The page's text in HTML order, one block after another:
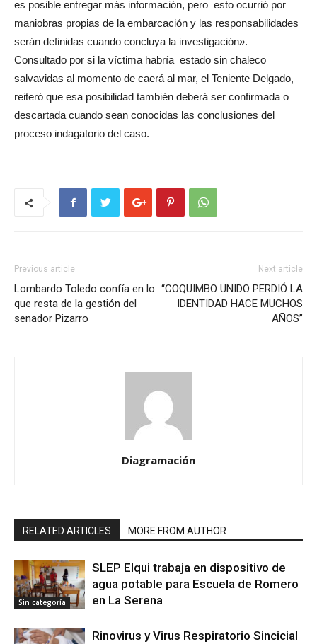
es posible entregar más información, pero esto ocurrió por
maniobras propias de la embarcación y las responsabilidades
serán definidas cuando concluya la investigación».
Consultado por si la víctima habría estado sin chaleco
salvavidas al momento de caerá al mar, el Teniente Delgado,
reiteró que esa posibilidad también deberá ser confirmada o
descartada cuando sean conocidas las conclusiones del
proceso indagatorio del caso.
Previous article
Lombardo Toledo confía en lo
que resta de la gestión del
senador Pizarro
Next article
“COQUIMBO UNIDO PERDIÓ LA
IDENTIDAD HACE MUCHOS
AÑOS”
Diagramación
RELATED ARTICLES MORE FROM AUTHOR
Sin categoría
SLEP Elqui trabaja en dispositivo de
agua potable para Escuela de Romero
en La Serena
Rinovirus y Virus Respiratorio Sincicial